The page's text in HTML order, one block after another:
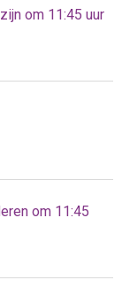
om 11:45 uur
om 11:45